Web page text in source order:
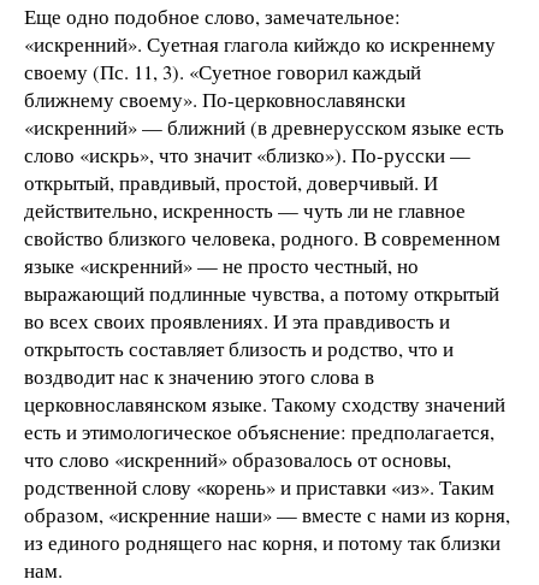
Еще одно подобное слово, замечательное:
«искренний». Суетная глагола кийждо ко искреннему
своему (Пс. 11, 3). «Суетное говорил каждый
ближнему своему». По-церковнославянски
«искренний» — ближний (в древнерусском языке есть
слово «искрь», что значит «близко»). По-русски —
открытый, правдивый, простой, доверчивый. И
действительно, искренность — чуть ли не главное
свойство близкого человека, родного. В современном
языке «искренний» — не просто честный, но
выражающий подлинные чувства, а потому открытый
во всех своих проявлениях. И эта правдивость и
открытость составляет близость и родство, что и
воздводит нас к значению этого слова в
церковнославянском языке. Такому сходству значений
есть и этимологическое объяснение: предполагается,
что слово «искренний» образовалось от основы,
родственной слову «корень» и приставки «из». Таким
образом, «искренние наши» — вместе с нами из корня,
из единого роднящего нас корня, и потому так близки
нам.